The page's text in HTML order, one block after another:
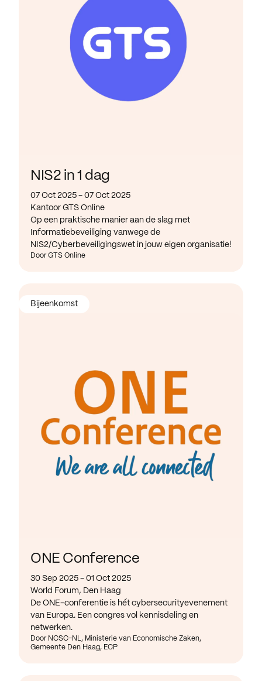
NIS2 in 1 dag
07 Oct 2025 - 07 Oct 2025
Kantoor GTS Online
Op een praktische manier aan de slag met
Informatiebeveiliging vanwege de
NIS2/Cyberbeveiligingswet in jouw eigen organisatie!
Door GTS Online
ONE Conference
30 Sep 2025 - 01 Oct 2025
World Forum, Den Haag
De ONE-conferentie is hét cybersecurityevenement
van Europa. Een congres vol kennisdeling en
netwerken.
Door NCSC-NL, Ministerie van Economische Zaken,
Gemeente Den Haag, ECP
Bijeenkomst